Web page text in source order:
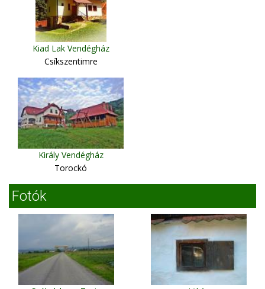
Kiad Lak Vendégház
Csíkszentimre
Király Vendégház
Torockó
Fotók